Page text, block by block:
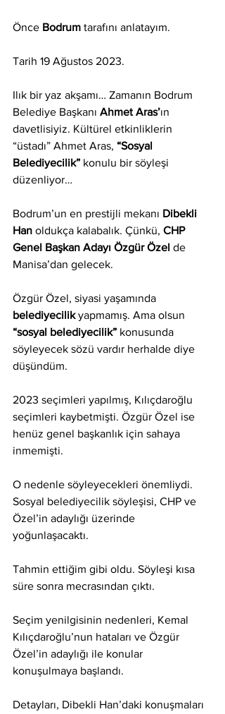
Önce Bodrum tarafını anlatayım.
Tarih 19 Ağustos 2023.
Ilık bir yaz akşamı… Zamanın Bodrum
Belediye Başkanı Ahmet Aras’ın
davetlisiyiz. Kültürel etkinliklerin
“üstadı” Ahmet Aras, “Sosyal
Belediyecilik” konulu bir söyleşi
düzenliyor…
Bodrum’un en prestijli mekanı Dibekli
Han oldukça kalabalık. Çünkü, CHP
Genel Başkan Adayı Özgür Özel de
Manisa’dan gelecek.
Özgür Özel, siyasi yaşamında
belediyecilik yapmamış. Ama olsun
“sosyal belediyecilik” konusunda
söyleyecek sözü vardır herhalde diye
düşündüm.
2023 seçimleri yapılmış, Kılıçdaroğlu
seçimleri kaybetmişti. Özgür Özel ise
henüz genel başkanlık için sahaya
inmemişti.
O nedenle söyleyecekleri önemliydi.
Sosyal belediyecilik söyleşisi, CHP ve
Özel’in adaylığı üzerinde
yoğunlaşacaktı.
Tahmin ettiğim gibi oldu. Söyleşi kısa
süre sonra mecrasından çıktı.
Seçim yenilgisinin nedenleri, Kemal
Kılıçdaroğlu’nun hataları ve Özgür
Özel’in adaylığı ile konular
konuşulmaya başlandı.
Detayları, Dibekli Han’daki konuşmaları